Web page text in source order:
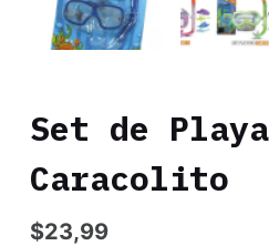
Set de
Caracolito
$23,99